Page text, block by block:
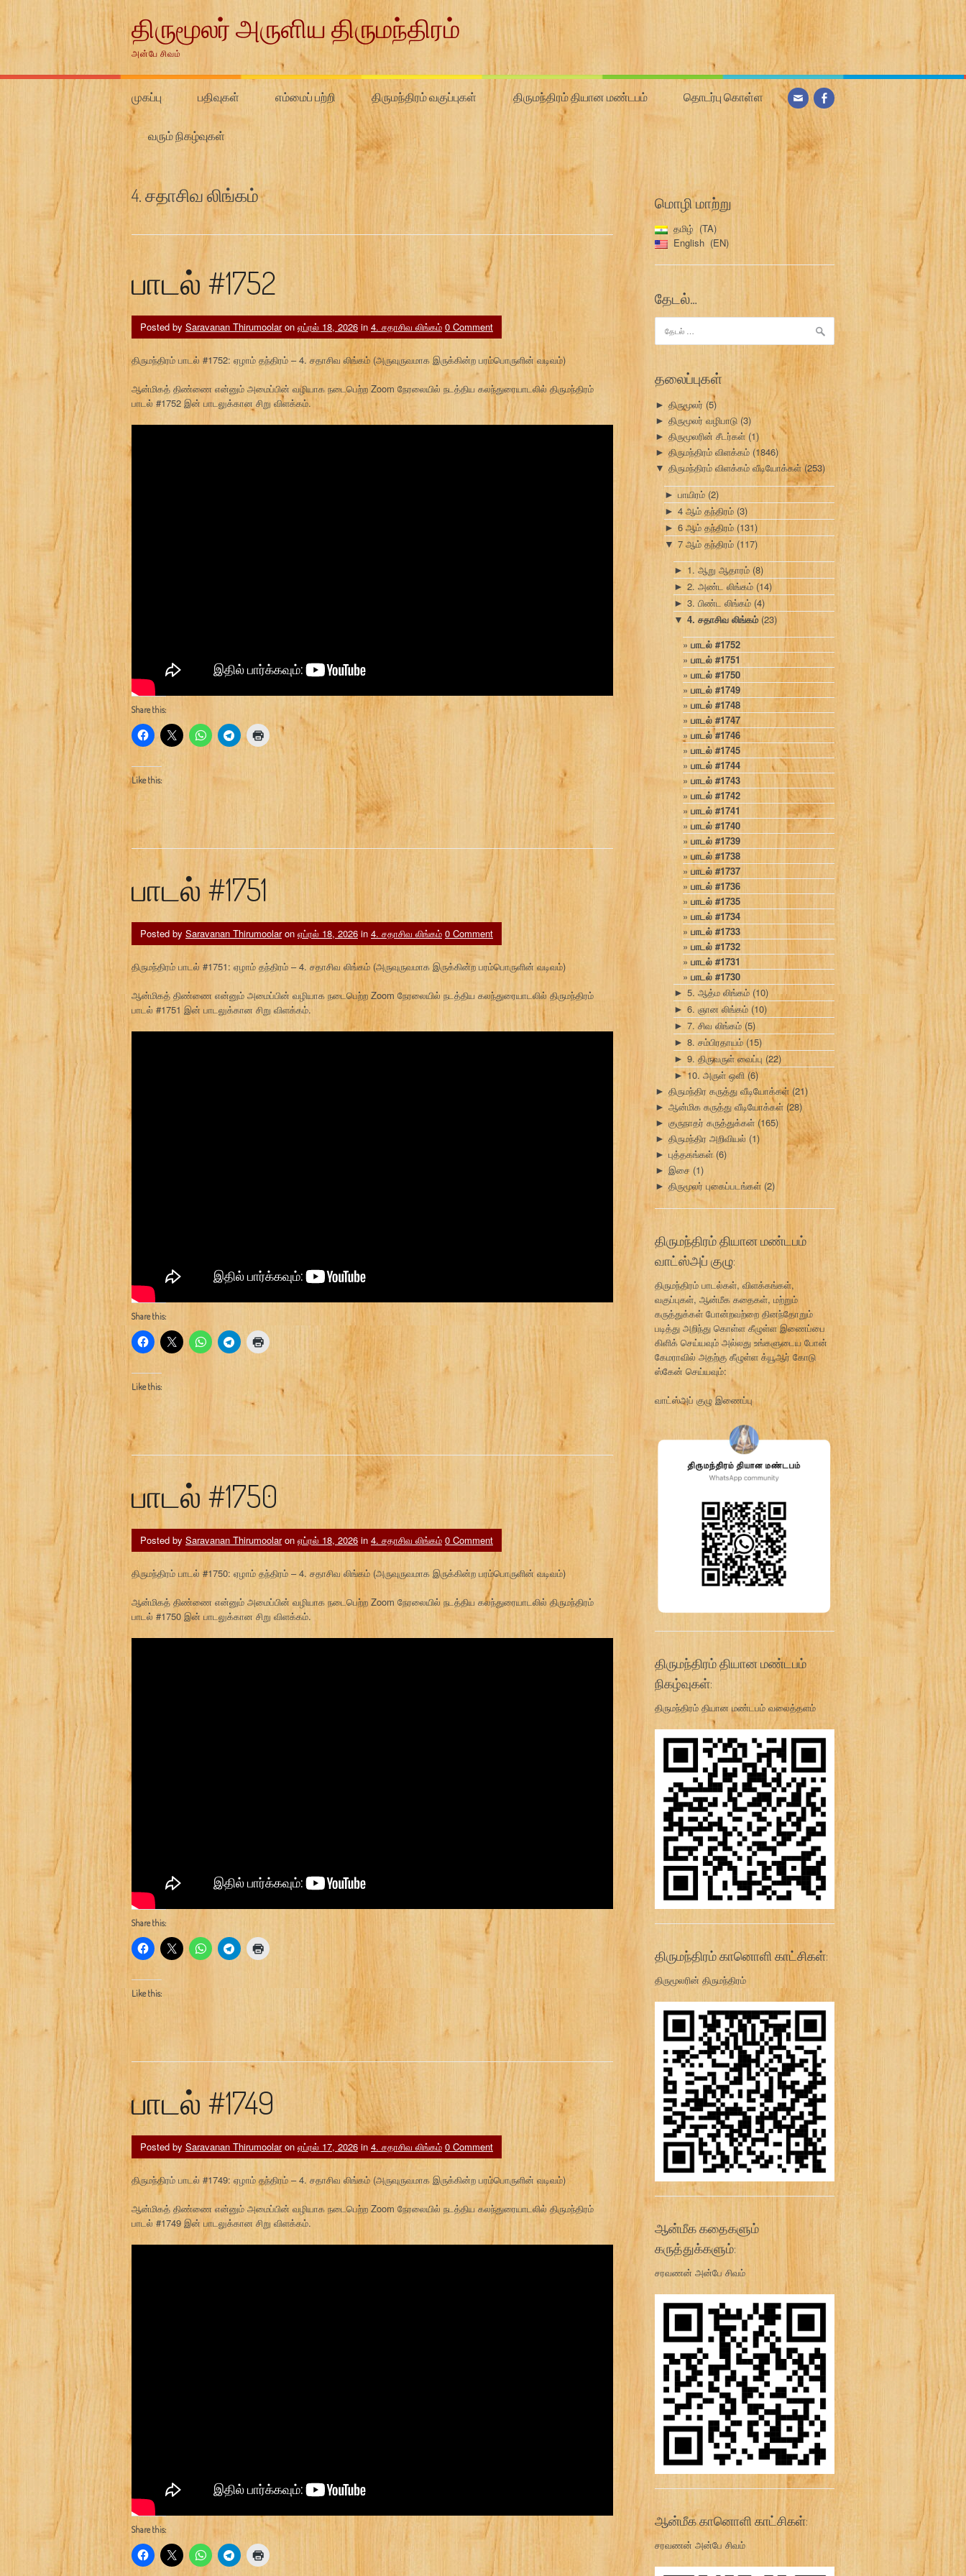
திருமூலர் அருளிய திருமந்திரம்
அன்பே சிவம்
முகப்பு பதிவுகள் எம்மைப் பற்றி திருமந்திரம் வகுப்புகள் திருமந்திரம் தியான மண்டபம் தொடர்பு கொள்ள
வரும் நிகழ்வுகள்
4. சதாசிவ லிங்கம்
பாடல் #1752
Posted by Saravanan Thirumoolaron ஏப்ரல் 18, 2026 in 4. சதாசிவ லிங்கம் 0 Comment
திருமந்திரம் பாடல் #1752: ஏழாம் தந்திரம் – 4. சதாசிவ லிங்கம் (அருவுருவமாக இருக்கின்ற பரம்பொருளின் வடிவம்)
ஆன்மிகத் திண்ணை என்னும் அமைப்பின் வழியாக நடைபெற்ற Zoom நேரலையில் நடத்திய கலந்துரையாடலில் திருமந்திரம்
பாடல் #1752 இன் பாடலுக்கான சிறு விளக்கம்.
Share this:
Like this:
பாடல் #1751
Posted by Saravanan Thirumoolaron ஏப்ரல் 18, 2026 in 4. சதாசிவ லிங்கம் 0 Comment
திருமந்திரம் பாடல் #1751: ஏழாம் தந்திரம் – 4. சதாசிவ லிங்கம் (அருவுருவமாக இருக்கின்ற பரம்பொருளின் வடிவம்)
ஆன்மிகத் திண்ணை என்னும் அமைப்பின் வழியாக நடைபெற்ற Zoom நேரலையில் நடத்திய கலந்துரையாடலில் திருமந்திரம்
பாடல் #1751 இன் பாடலுக்கான சிறு விளக்கம்.
Share this:
Like this:
பாடல் #1750
Posted by Saravanan Thirumoolaron ஏப்ரல் 18, 2026 in 4. சதாசிவ லிங்கம் 0 Comment
திருமந்திரம் பாடல் #1750: ஏழாம் தந்திரம் – 4. சதாசிவ லிங்கம் (அருவுருவமாக இருக்கின்ற பரம்பொருளின் வடிவம்)
ஆன்மிகத் திண்ணை என்னும் அமைப்பின் வழியாக நடைபெற்ற Zoom நேரலையில் நடத்திய கலந்துரையாடலில் திருமந்திரம்
பாடல் #1750 இன் பாடலுக்கான சிறு விளக்கம்.
Share this:
Like this:
பாடல் #1749
Posted by Saravanan Thirumoolaron ஏப்ரல் 17, 2026 in 4. சதாசிவ லிங்கம் 0 Comment
திருமந்திரம் பாடல் #1749: ஏழாம் தந்திரம் – 4. சதாசிவ லிங்கம் (அருவுருவமாக இருக்கின்ற பரம்பொருளின் வடிவம்)
ஆன்மிகத் திண்ணை என்னும் அமைப்பின் வழியாக நடைபெற்ற Zoom நேரலையில் நடத்திய கலந்துரையாடலில் திருமந்திரம்
பாடல் #1749 இன் பாடலுக்கான சிறு விளக்கம்.
Share this:
மொழி மாற்று
தமிழ்
TA
English
EN
தேடல்…
தேடு:
தலைப்புகள்
► திருமூலர் (5)
► திருமூலர் வழிபாடு (3)
► திருமூலரின் சீடர்கள் (1)
► திருமந்திரம் விளக்கம் (1846)
▼ திருமந்திரம் விளக்கம் வீடியோக்கள்(253)
► பாயிரம் (2)
► 4 ஆம் தந்திரம் (3)
► 6 ஆம் தந்திரம் (131)
▼ 7 ஆம் தந்திரம் (117)
► 1. ஆறு ஆதாரம் (8)
► 2. அண்ட லிங்கம் (14)
► 3. பிண்ட லிங்கம் (4)
▼ 4. சதாசிவ லிங்கம்(23)
பாடல் #1752
பாடல் #1751
பாடல் #1750
பாடல் #1749
பாடல் #1748
பாடல் #1747
பாடல் #1746
பாடல் #1745
பாடல் #1744
பாடல் #1743
பாடல் #1742
பாடல் #1741
பாடல் #1740
பாடல் #1739
பாடல் #1738
பாடல் #1737
பாடல் #1736
பாடல் #1735
பாடல் #1734
பாடல் #1733
பாடல் #1732
பாடல் #1731
பாடல் #1730
► 5. ஆத்ம லிங்கம் (10)
► 6. ஞான லிங்கம் (10)
► 7. சிவ லிங்கம் (5)
► 8. சம்பிரதாயம் (15)
► 9. திருவருள் வைப்பு (22)
► 10. அருள் ஒளி (6)
► திருமந்திர கருத்து வீடியோக்கள்(21)
► ஆன்மிக கருத்து வீடியோக்கள் (28)
► குருநாதர் கருத்துக்கள் (165)
► திருமந்திர அறிவியல் (1)
► புத்தகங்கள் (6)
► இசை (1)
► திருமூலர் புகைப்படங்கள் (2)
திருமந்திரம் தியான மண்டபம்
வாட்ஸ்அப் குழு:
திருமந்திரம் பாடல்கள், விளக்கங்கள்,
வகுப்புகள், ஆன்மீக கதைகள், மற்றும்
கருத்துக்கள் போன்றவற்றை தினந்தோறும்
படித்து அறிந்து கொள்ள கீழுள்ள இணைப்பை
கிளிக் செய்யவும் அல்லது உங்களுடைய போன்
கேமராவில் அதற்கு கீழுள்ள க்யூஆர் கோடு
ஸ்கேன் செய்யவும்:
வாட்ஸ்அப் குழு இணைப்பு
திருமந்திரம் தியான மண்டபம்
நிகழ்வுகள்:
திருமந்திரம் தியான மண்டபம் வலைத்தளம்
திருமந்திரம் கானொளி காட்சிகள்:
திருமூலரின் திருமந்திரம்
ஆன்மீக கதைகளும்
கருத்துக்களும்:
சரவணன் அன்பே சிவம்
ஆன்மீக கானொளி காட்சிகள்:
சரவணன் அன்பே சிவம்